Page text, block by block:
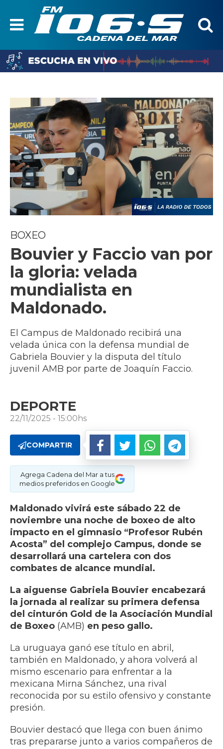
BOXEO
Bouvier y Faccio van por
la gloria: velada
mundialista en
Maldonado.
El Campus de Maldonado recibirá una
velada única con la defensa mundial de
Gabriela Bouvier y la disputa del título
juvenil AMB por parte de Joaquín Faccio.
DEPORTE
22/11/2025 - 15:00hs
COMPARTIR
Agrega Cadena del Mar a tus
medios preferidos en Google
Maldonado vivirá este sábado 22 de
noviembre una noche de boxeo de alto
impacto en el gimnasio “Profesor Rubén
Acosta” del complejo Campus, donde se
desarrollará una cartelera con dos
combates de alcance mundial.
La aiguense Gabriela Bouvier encabezará
la jornada al realizar su primera defensa
del cinturón Gold de la Asociación Mundial
de Boxeo (AMB) en peso gallo.
La uruguaya ganó ese título en abril,
también en Maldonado, y ahora volverá al
mismo escenario para enfrentar a la
mexicana Mirna Sánchez, una rival
reconocida por su estilo ofensivo y constante
presión.
Bouvier destacó que llega con buen ánimo
tras prepararse junto a varios compañeros de